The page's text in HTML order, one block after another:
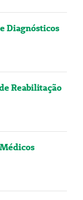
Diagnósticos
Reabilitação